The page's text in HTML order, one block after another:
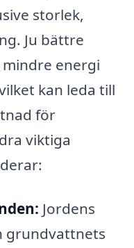
storlek,
Ju bättre
energi
kan leda till
för
viktiga
Jordens
grundvattnets